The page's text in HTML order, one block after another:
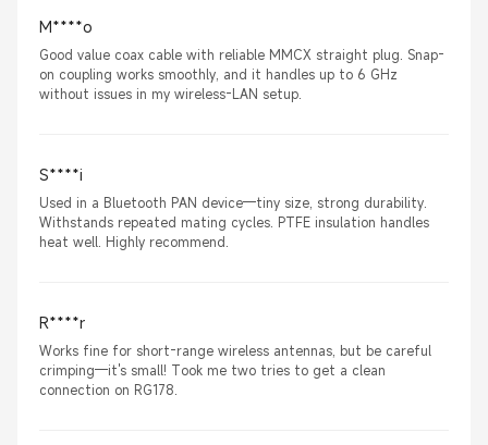
M****o
Good value coax cable with reliable MMCX straight plug. Snap-
on coupling works smoothly, and it handles up to 6 GHz
without issues in my wireless-LAN setup.
S****i
Used in a Bluetooth PAN device—tiny size, strong durability.
Withstands repeated mating cycles. PTFE insulation handles
heat well. Highly recommend.
R****r
Works fine for short-range wireless antennas, but be careful
crimping—it's small! Took me two tries to get a clean
connection on RG178.